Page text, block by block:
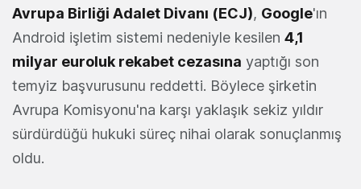
Avrupa Birliği Adalet Divanı (ECJ), Google'ın
Android işletim sistemi nedeniyle kesilen 4,1
milyar euroluk rekabet cezasına yaptığı son
temyiz başvurusunu reddetti. Böylece şirketin
Avrupa Komisyonu'na karşı yaklaşık sekiz yıldır
sürdürdüğü hukuki süreç nihai olarak sonuçlanmış
oldu.